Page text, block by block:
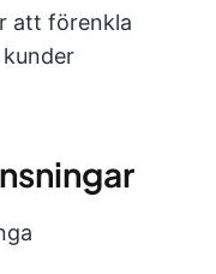
att förenkla